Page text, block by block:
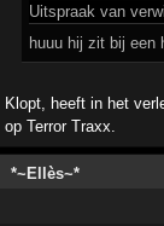
Uitspraak van
huuu hij zit bij een
Klopt, heeft in het
op Terror Traxx.
*~Ellès~*